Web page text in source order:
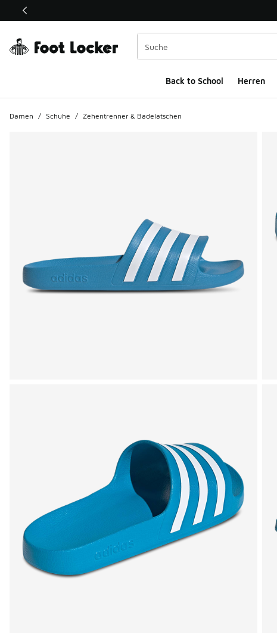
Dieser Link öffnet sich in einem neuen Fenster
Back to School Herren
Damen / Schuhe / Zehentrenner & Badelatschen